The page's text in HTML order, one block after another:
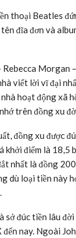
thoại Beatles
đĩa đơn và
Rebecca Morgan
viết lời vĩ đại
hoạt động xã
trên đồng xu
đồng xu được
khởi điểm là
nhất là đồng
dù loại tiền này
sở đúc tiền lâu
nay. Ngoài